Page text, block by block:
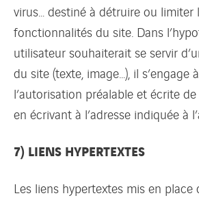
virus… destiné à détruire ou limiter
fonctionnalités du site. Dans
utilisateur souhaiterait se servir
du site (texte, image…), il s’engage
l’autorisation préalable et écrite
en écrivant à l’adresse indiquée à
7) LIENS HYPERTEXTES
Les liens hypertextes mis en place